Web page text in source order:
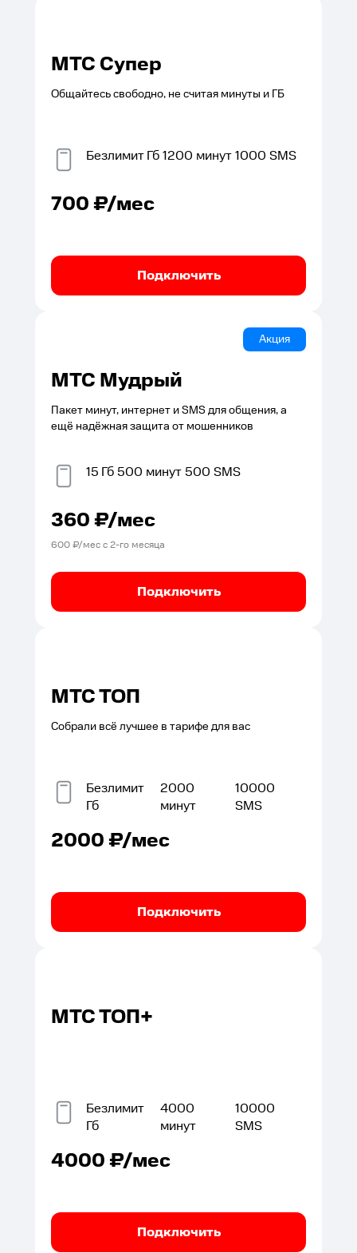
МТС Супер
Общайтесь свободно, не считая минуты и ГБ
БезлимитГб1200 минут1000 SMS
700₽/мес
Подключить
Акция
МТС Мудрый
Пакет минут, интернет и SMS для общения, а
ещё надёжная защита от мошенников
15 Гб500 минут500 SMS
360₽/мес
600₽/мес с2-го месяца
Подключить
МТС ТОП
Собрали всё лучшее в тарифе для вас
Безлимит
Гб
2000
минут
10000
SMS
2000₽/мес
Подключить
МТС ТОП+
Безлимит
Гб
4000
минут
10000
SMS
4000₽/мес
Подключить